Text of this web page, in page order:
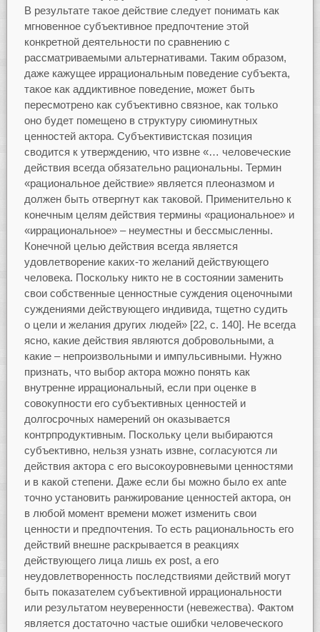
В результате такое действие следует понимать как
мгновенное субъективное предпочтение этой
конкретной деятельности по сравнению с
рассматриваемыми альтернативами. Таким образом,
даже кажущее иррациональным поведение субъекта,
такое как аддиктивное поведение, может быть
пересмотрено как субъективно связное, как только
оно будет помещено в структуру сиюминутных
ценностей актора. Субъективистская позиция
сводится к утверждению, что извне «… человеческие
действия всегда обязательно рациональны. Термин
«рациональное действие» является плеоназмом и
должен быть отвергнут как таковой. Применительно к
конечным целям действия термины «рациональное» и
«иррациональное» – неуместны и бессмысленны.
Конечной целью действия всегда является
удовлетворение каких-то желаний действующего
человека. Поскольку никто не в состоянии заменить
свои собственные ценностные суждения оценочными
суждениями действующего индивида, тщетно судить
о цели и желания других людей» [22, с. 140]. Не всегда
ясно, какие действия являются добровольными, а
какие – непроизвольными и импульсивными. Нужно
признать, что выбор актора можно понять как
внутренне иррациональный, если при оценке в
совокупности его субъективных ценностей и
долгосрочных намерений он оказывается
контрпродуктивным. Поскольку цели выбираются
субъективно, нельзя узнать извне, согласуются ли
действия актора с его высокоуровневыми ценностями
и в какой степени. Даже если бы можно было ex ante
точно установить ранжирование ценностей актора, он
в любой момент времени может изменить свои
ценности и предпочтения. То есть рациональность его
действий внешне раскрывается в реакциях
действующего лица лишь ex post, а его
неудовлетворенность последствиями действий могут
быть показателем субъективной иррациональности
или результатом неуверенности (невежества). Фактом
является достаточно частые ошибки человеческого